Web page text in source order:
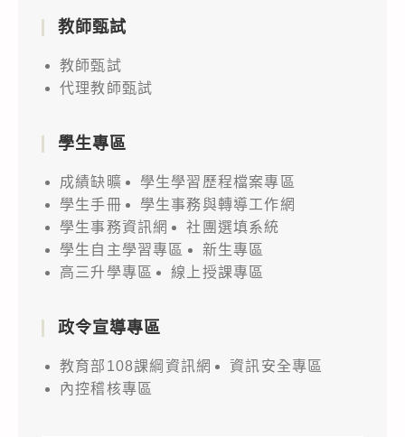
教師甄試
教師甄試
代理教師甄試
學生專區
成績缺曠
學生學習歷程檔案專區
學生手冊
學生事務與轉導工作網
學生事務資訊網
社團選填系統
學生自主學習專區
新生專區
高三升學專區
線上授課專區
政令宣導專區
教育部108課綱資訊網
資訊安全專區
內控稽核專區